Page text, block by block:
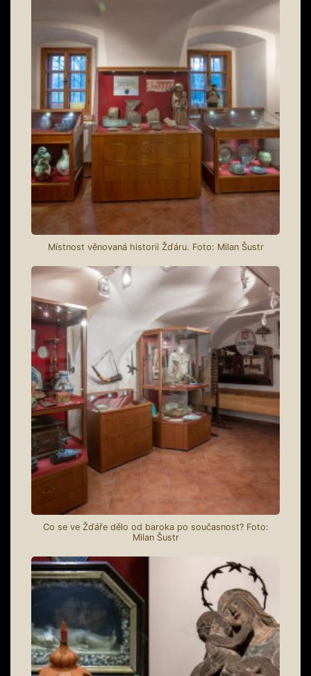
Místnost věnovaná historii Žďáru. Foto: Milan Šustr
Co se ve Žďáře dělo od baroka po současnost? Foto:
Milan Šustr